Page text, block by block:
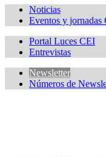
Noticias
Eventos y jornadas
Portal Luces CEI
Entrevistas
Newsletter
Números de